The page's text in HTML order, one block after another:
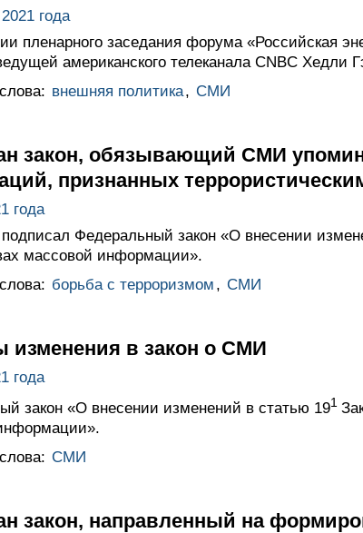
года
пленарного заседания форума «Российская
американского телеканала CNBC Хедли
внешняя политика, СМИ
закон, обязывающий СМИ
признанных
года
Федеральный закон «О внесении
массовой информации».
борьба с терроризмом , СМИ
изменения в закон о СМИ
года
закон «О внесении изменений в статью 191
СМИ
закон, направленный на